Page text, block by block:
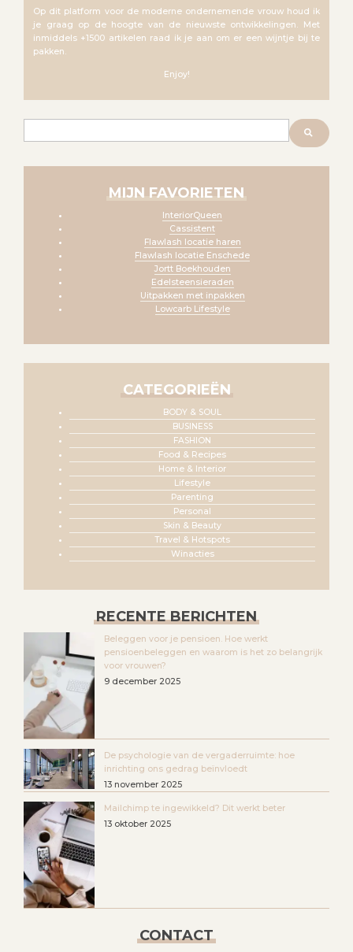
Op dit platform voor de moderne ondernemende vrouw houd ik
je graag op de hoogte van de nieuwste ontwikkelingen. Met
inmiddels +1500 artikelen raad ik je aan om er een wijntje bij te
pakken.
Enjoy!
MIJN FAVORIETEN
InteriorQueen
Cassistent
Flawlash locatie haren
Flawlash locatie Enschede
Jortt Boekhouden
Edelsteensieraden
Uitpakken met inpakken
Lowcarb Lifestyle
CATEGORIEËN
BODY & SOUL
BUSINESS
FASHION
Food & Recipes
Home & Interior
Lifestyle
Parenting
Personal
Skin & Beauty
Travel & Hotspots
Winacties
RECENTE BERICHTEN
Beleggen voor je pensioen. Hoe werkt
pensioenbeleggen en waarom is het zo belangrijk
voor vrouwen?
9 december 2025
De psychologie van de vergaderruimte: hoe
inrichting ons gedrag beïnvloedt
13 november 2025
Mailchimp te ingewikkeld? Dit werkt beter
13 oktober 2025
CONTACT